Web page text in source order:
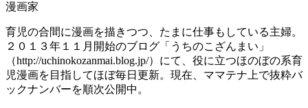
漫画家
育児の合間に漫画を描きつつ、たまに仕事もしている主婦。
２０１３年１１月開始のブログ「うちのこざんまい」
（http://uchinokozanmai.blog.jp/）にて、役に立つほのぼの系育
児漫画を目指してほぼ毎日更新。現在、ママテナ上で抜粋バ
ックナンバーを順次公開中。